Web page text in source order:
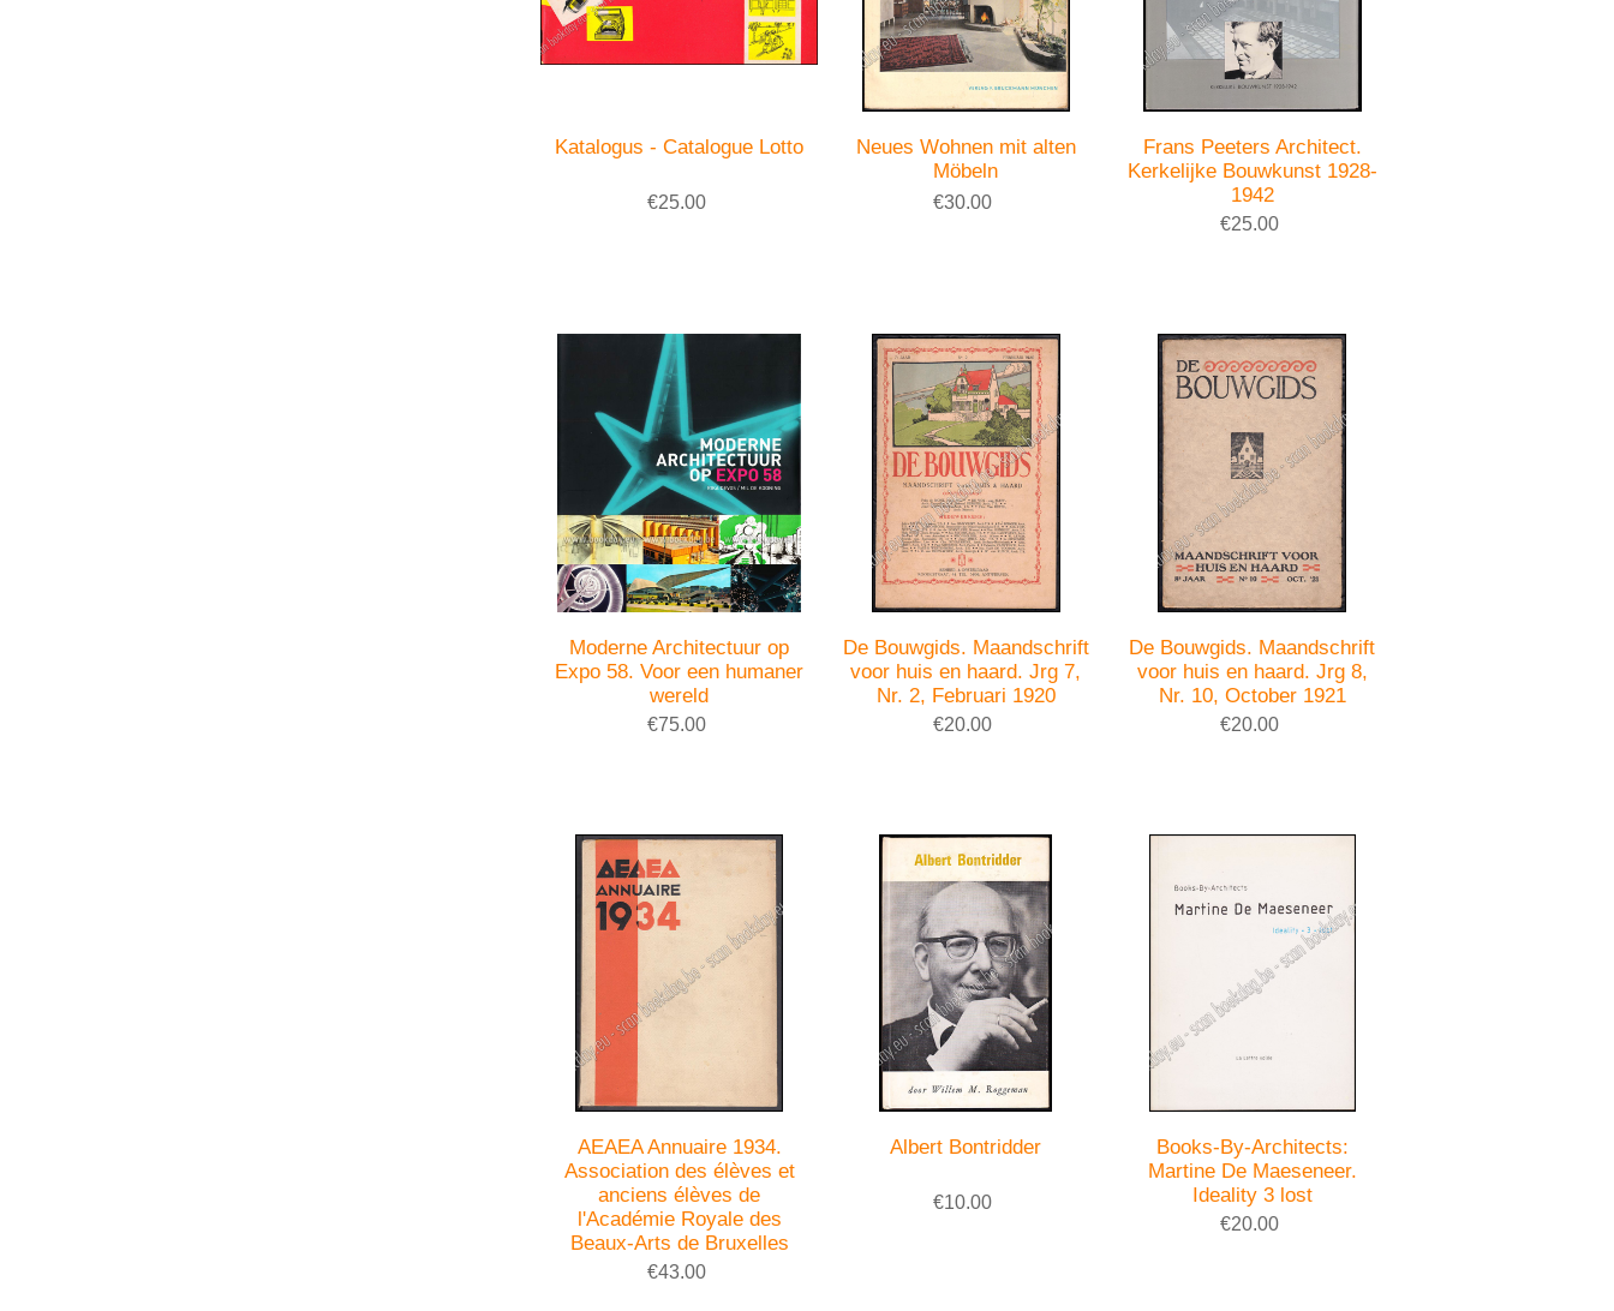
Katalogus - Catalogue Lotto
€25.00
Neues Wohnen mit alten
Möbeln
€30.00
Frans Peeters Architect.
Kerkelijke Bouwkunst 1928-
1942
€25.00
Moderne Architectuur op
Expo 58. Voor een humaner
wereld
€75.00
De Bouwgids. Maandschrift
voor huis en haard. Jrg 7,
Nr. 2, Februari 1920
€20.00
De Bouwgids. Maandschrift
voor huis en haard. Jrg 8,
Nr. 10, October 1921
€20.00
AEAEA Annuaire 1934.
Association des élèves et
anciens élèves de
l'Académie Royale des
Beaux-Arts de Bruxelles
€43.00
Albert Bontridder
€10.00
Books-By-Architects:
Martine De Maeseneer.
Ideality 3 lost
€20.00